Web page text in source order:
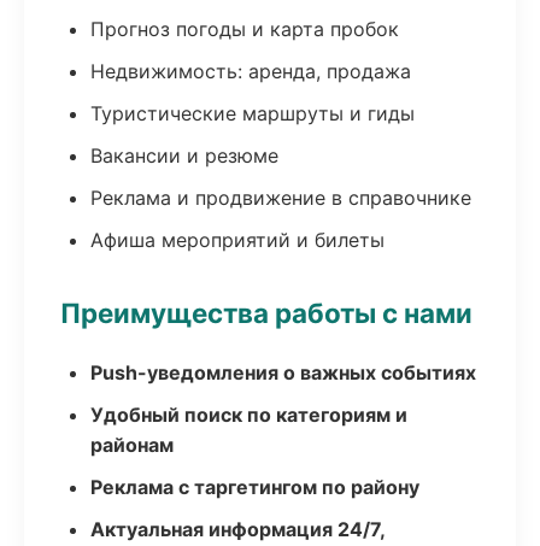
Прогноз погоды и карта пробок
Недвижимость: аренда, продажа
Туристические маршруты и гиды
Вакансии и резюме
Реклама и продвижение в справочнике
Афиша мероприятий и билеты
Преимущества работы с нами
Push-уведомления о важных событиях
Удобный поиск по категориям и
районам
Реклама с таргетингом по району
Актуальная информация 24/7,